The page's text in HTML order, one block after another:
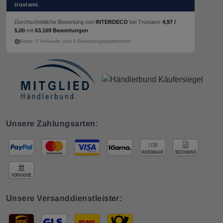
trustami.
Durchschnittliche Bewertung von INTERDECO bei Trustami: 4,97 /
5,00 mit 63.169 Bewertungen
Basis: 3 Verkaufs- und 4 Bewertungsplattformen
Unsere Zahlungsarten:
Unsere Versanddienstleister: